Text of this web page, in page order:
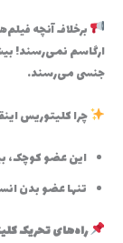
برخلاف آنچه
ارگاسم نمی‌رسند!
جنسی می‌رسند.
چرا کلیتوریس
این عضو کوچک،
تنها عضو بدن
راه‌های تحریک